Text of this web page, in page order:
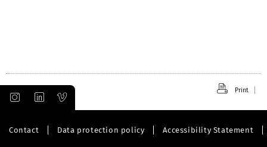
Print
Contact Data protection policy Accessibility Statement